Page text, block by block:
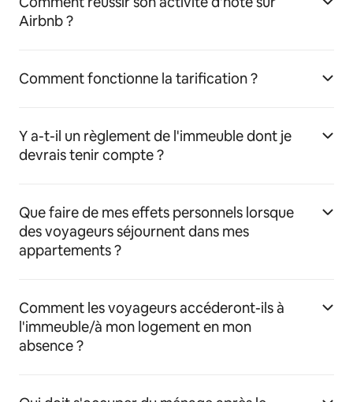
Airbnb ?
Comment fonctionne la tarification ?
Y a-t-il un règlement de l'immeuble dont je
devrais tenir compte ?
Que faire de mes effets personnels lorsque
des voyageurs séjournent dans mes
appartements ?
Comment les voyageurs accéderont-ils à
l'immeuble/à mon logement en mon
absence ?